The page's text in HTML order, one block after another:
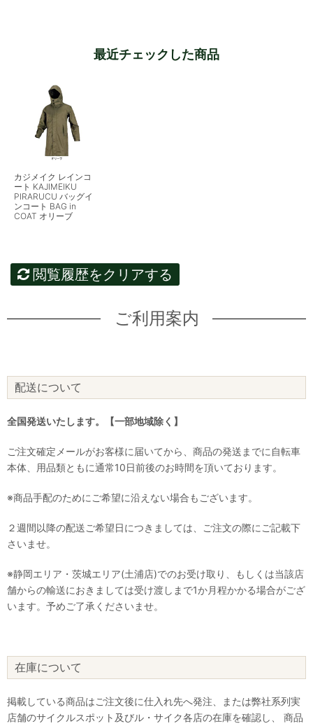
最近チェックした商品
カジメイク レインコ
ート KAJIMEIKU
PIRARUCU バッグイ
ンコート BAG in
COAT オリーブ
閲覧履歴をクリアする
ご利用案内
配送について
全国発送いたします。【一部地域除く】
ご注文確定メールがお客様に届いてから、商品の発送までに自転車
本体、用品類ともに通常10日前後のお時間を頂いております。
※商品手配のためにご希望に沿えない場合もございます。
２週間以降の配送ご希望日につきましては、ご注文の際にご記載下
さいませ。
※静岡エリア・茨城エリア(土浦店)でのお受け取り、もしくは当該店
舗からの輸送におきましては受け渡しまで1か月程かかる場合がござ
います。予めご了承くださいませ。
在庫について
掲載している商品はご注文後に仕入れ先へ発注、または弊社系列実
店舗のサイクルスポット及びル・サイク各店の在庫を確認し、 商品